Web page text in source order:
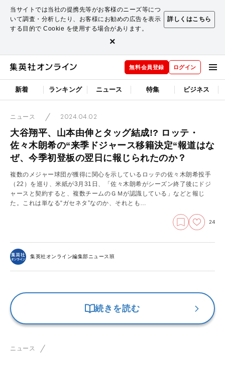
当サイトでは当社の提携先等がお客様のニーズ等につ
いて調査・分析したり、お客様にお勧めの広告を表示
する目的で Cookie を使用する場合があります。
詳しくはこちら
×
無料会員登録 ログイン
新着 ランキング ニュース 特集 ビジネス
ニュース 2024.04.02
大谷翔平、山本由伸とタッグ結成!? ロッテ・
佐々木朗希の“来季ドジャース移籍決定“報道はな
ぜ、今季初登板の翌日に報じられたのか？
複数のメジャー球団が獲得に関心を示しているロッテの佐々木朗希投手
（22）を巡り、米紙が3月31日、「佐々木朗希がシーズン終了後にドジ
ャースと契約すると、複数チームのＧＭが認識している」などと報じ
た。これは単なる“ガセネタ”なのか、それとも…
24
集英社オンライン編集部ニュース班
続きを読む
ニュース